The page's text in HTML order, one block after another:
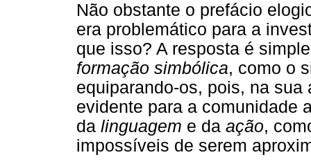
Não obstante o prefácio
era problemático para a
que isso? A resposta é
formação simbólica, como o
equiparando-os, pois, na
evidente para a comunidade
da linguagem e da ação,
impossíveis de serem